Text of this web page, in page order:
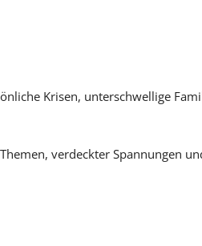
Krisen, unterschwellige
verdeckter Spannungen